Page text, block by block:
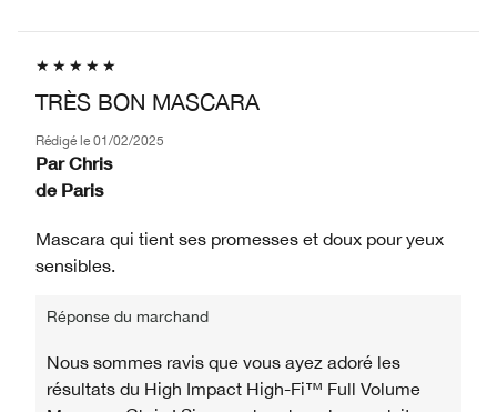
TRÈS BON MASCARA
Rédigé le 01/02/2025
Par Chris
de Paris
Mascara qui tient ses promesses et doux pour yeux
sensibles.
Réponse du marchand
Nous sommes ravis que vous ayez adoré les
résultats du High Impact High-Fi™ Full Volume